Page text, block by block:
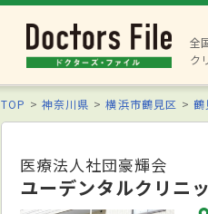
全
ク
TOP 神奈川県 横浜市鶴見区 鶴
医療法人社団豪輝会
ユーデンタルクリニ